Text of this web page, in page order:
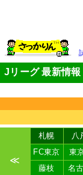
Jリーグ 最新情報
≪
札幌 八
FC東京
東
藤枝
名